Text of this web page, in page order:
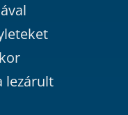
lezárult